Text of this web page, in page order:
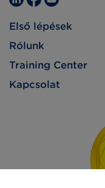
Első lépések
Rólunk
Training Center
Kapcsolat